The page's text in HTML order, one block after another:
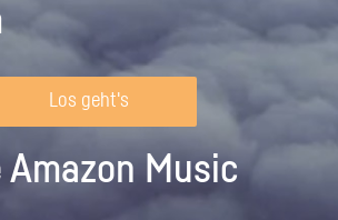
Los geht's
Amazon Music